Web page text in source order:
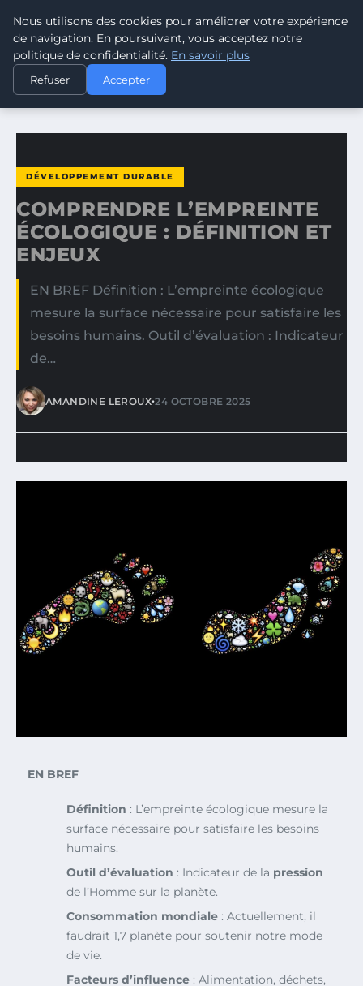
CLIMATE GUARDIAN
ACCUEIL
DÉVELOPPEMENT DURABLE
COMPRENDRE L’EMPREINTE ÉCOLOGIQUE : DÉFINITION ET…
DÉVELOPPEMENT DURABLE
COMPRENDRE L’EMPREINTE
ÉCOLOGIQUE : DÉFINITION ET
ENJEUX
EN BREF Définition : L’empreinte écologique
mesure la surface nécessaire pour satisfaire les
besoins humains. Outil d’évaluation : Indicateur
de…
AMANDINE LEROUX•24 OCTOBRE 2025
EN BREF
Définition : L’empreinte écologique mesure la
surface nécessaire pour satisfaire les besoins
humains.
Outil d’évaluation : Indicateur de la pression
de l’Homme sur la planète.
Consommation mondiale : Actuellement, il
faudrait 1,7 planète pour soutenir notre mode
de vie.
Facteurs d’influence : Alimentation, déchets,
Nous utilisons des cookies pour améliorer votre expérience
de navigation. En poursuivant, vous acceptez notre
politique de confidentialité. En savoir plus
Refuser Accepter